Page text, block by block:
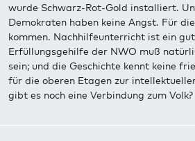
wurde Schwarz-Rot-Gold installiert.
Demokraten haben keine Angst. Für
kommen. Nachhilfeunterricht ist ein
Erfüllungsgehilfe der NWO muß
sein; und die Geschichte kennt keine
für die oberen Etagen zur
gibt es noch eine Verbindung zum Volk?